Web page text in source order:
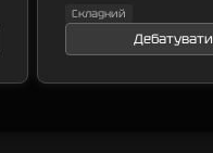
Складний
Дебатувати